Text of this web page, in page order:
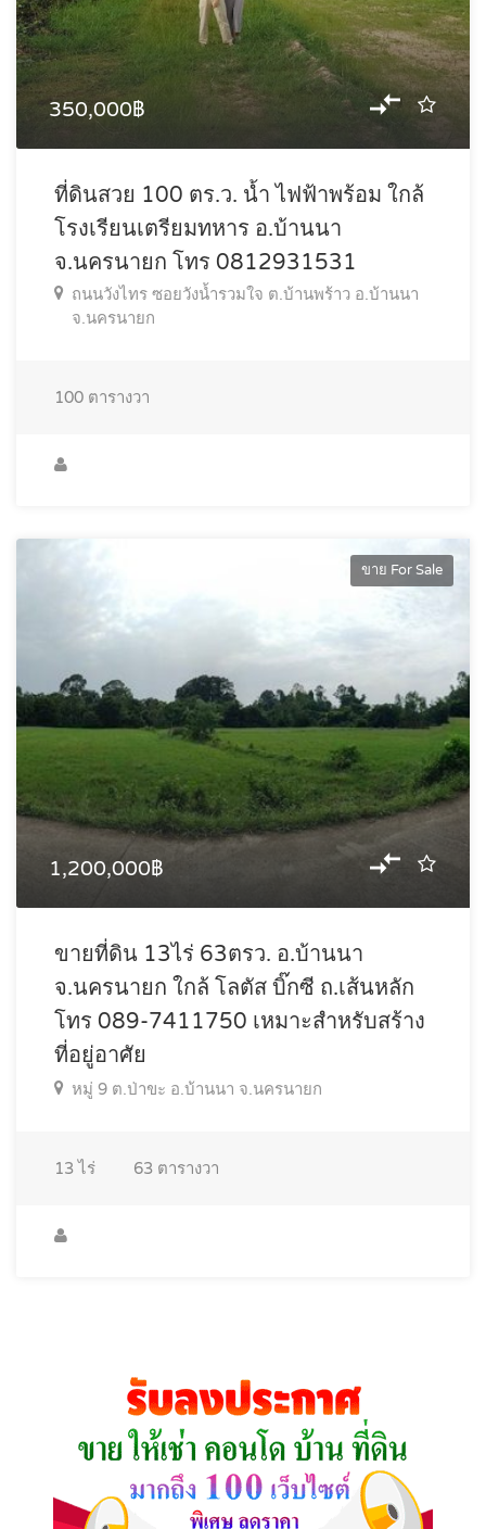
350,000฿
ที่ดินสวย 100 ตร.ว. น้ำ ไฟฟ้าพร้อม ใกล้
โรงเรียนเตรียมทหาร อ.บ้านนา
จ.นครนายก โทร 0812931531
ถนนวังไทร ซอยวังน้ำรวมใจ ต.บ้านพร้าว อ.บ้านนา
จ.นครนายก
100 ตารางวา
ขาย For Sale
1,200,000฿
ขายที่ดิน 13ไร่ 63ตรว. อ.บ้านนา
จ.นครนายก ใกล้ โลตัส บิ๊กซี ถ.เส้นหลัก
โทร 089-7411750 เหมาะสำหรับสร้าง
ที่อยู่อาศัย
หมู่ 9 ต.ป่าขะ อ.บ้านนา จ.นครนายก
13ไร่ 63 ตารางวา